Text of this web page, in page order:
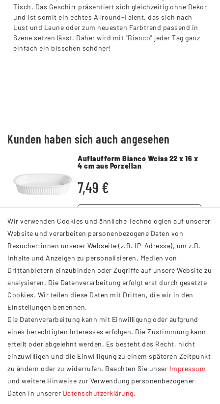
Tisch. Das Geschirr präsentiert sich gleichzeitig ohne Dekor
und ist somit ein echtes Allround-Talent, das sich nach
Lust und Laune oder zum neuesten Farbtrend passend in
Szene setzen lässt. Daher wird mit "Bianco" jeder Tag ganz
einfach ein bisschen schöner!
Kunden haben sich auch angesehen
Auflaufform Bianco Weiss 22 x 16 x
4 cm aus Porzellan
7,49 €
INFORMATIONEN
AGB
Impressum
Datenschutzerklärung
Widerrufsrecht
Barrierefreiheit
Service
Wir verwenden Cookies und ähnliche Technologien auf unserer
Website und verarbeiten personenbezogene Daten von
Besucher:innen unserer Webseite (z.B. IP-Adresse), um z.B.
Inhalte und Anzeigen zu personalisieren, Medien von
Drittanbietern einzubinden oder Zugriffe auf unsere Website zu
analysieren. Die Datenverarbeitung erfolgt erst durch gesetzte
Cookies. Wir teilen diese Daten mit Dritten, die wir in den
Einstellungen benennen.
Die Datenverarbeitung kann mit Einwilligung oder aufgrund
eines berechtigten Interesses erfolgen. Die Zustimmung kann
erteilt oder abgelehnt werden. Es besteht das Recht, nicht
einzuwilligen und die Einwilligung zu einem späteren Zeitpunkt
zu ändern oder zu widerrufen. Beachten Sie unser Impressum
und weitere Hinweise zur Verwendung personenbezogener
Daten in unserer Daten­schutz­erklärung.